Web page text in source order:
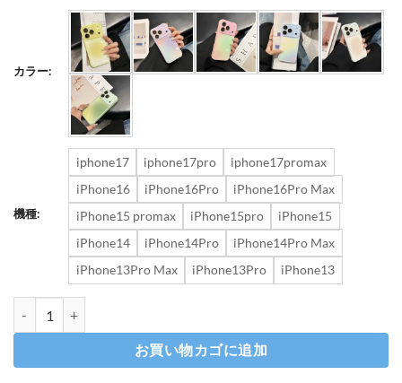
カラー:
機種:
iphone17 iphone17pro
iphone17promax
iPhone16
iPhone16Pro
iPhone16Pro Max
iPhone15 promax
iPhone15pro
iPhone15
iPhone14
iPhone14Pro
iPhone14Pro Max
iPhone13Pro Max
iPhone13Pro iPhone13
お買い物カゴに追加